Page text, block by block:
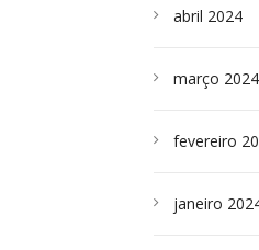
abril 2024
março 2024
fevereiro
janeiro